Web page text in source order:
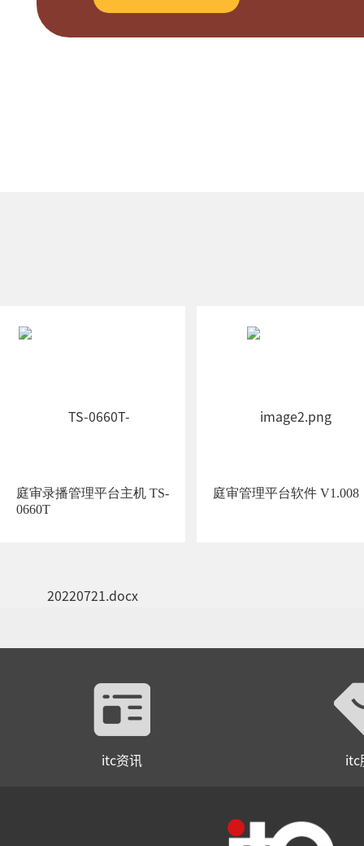
庭审录播管理平台主机 TS-
0660T
庭审管理平台软件 V1.008
itc资讯 itc